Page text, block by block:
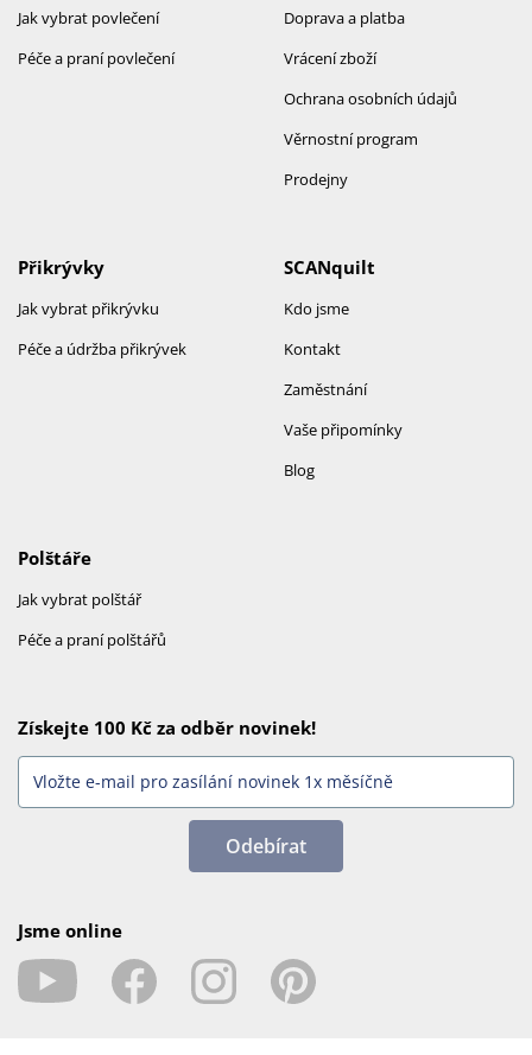
Jak vybrat povlečení
Péče a praní povlečení
Doprava a platba
Vrácení zboží
Ochrana osobních údajů
Věrnostní program
Prodejny
SCANquilt
Kdo jsme
Kontakt
Zaměstnání
Vaše připomínky
Blog
Přikrývky
Jak vybrat přikrývku
Péče a údržba přikrývek
Polštáře
Jak vybrat polštář
Péče a praní polštářů
Získejte 100 Kč za odběr novinek!
Odebírat
Jsme online